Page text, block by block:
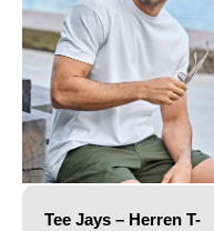
Tee Jays – Herren T-